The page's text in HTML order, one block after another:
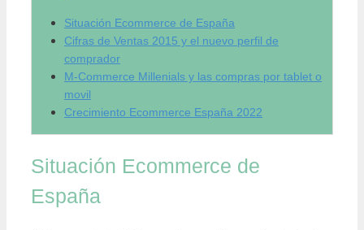
Situación Ecommerce de España
Cifras de Ventas 2015 y el nuevo perfil de
comprador
M-Commerce Millenials y las compras por tablet o
movil
Crecimiento Ecommerce España 2022
Situación Ecommerce de
España